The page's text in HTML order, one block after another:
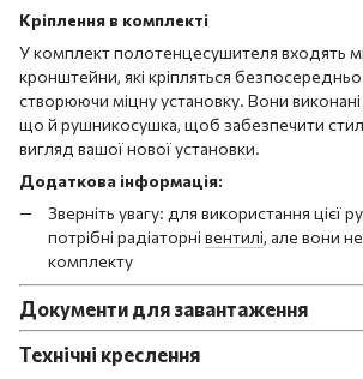
Кріплення в комплекті
У комплект полотенцесушителя входять
кронштейни, які кріпляться безпосередньо
створюючи міцну установку. Вони
що й рушникосушка, щоб забезпечити
вигляд вашої нової установки.
Додаткова інформація:
Зверніть увагу: для використання цієї
потрібні радіаторні вентилі, але вони
комплекту
Документи для завантаження
Технічні креслення